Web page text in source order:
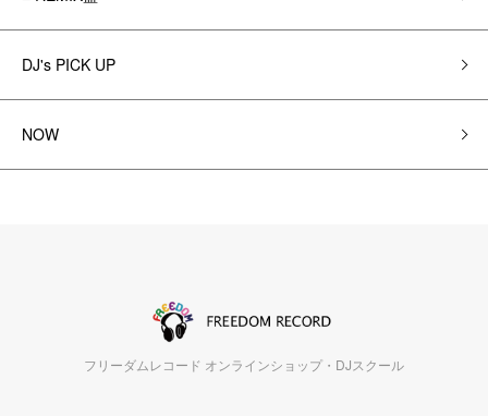
DJ's PICK UP
NOW
フリーダムレコード オンラインショップ・DJスクール